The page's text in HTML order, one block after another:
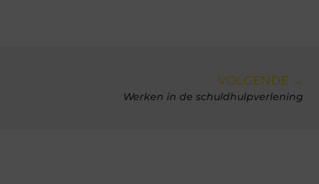
VOLGENDE →
Werken in de schuldhulpverlening